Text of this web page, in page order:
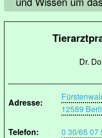
Dr.
Adresse:
12589
Telefon:
0 30/65 07